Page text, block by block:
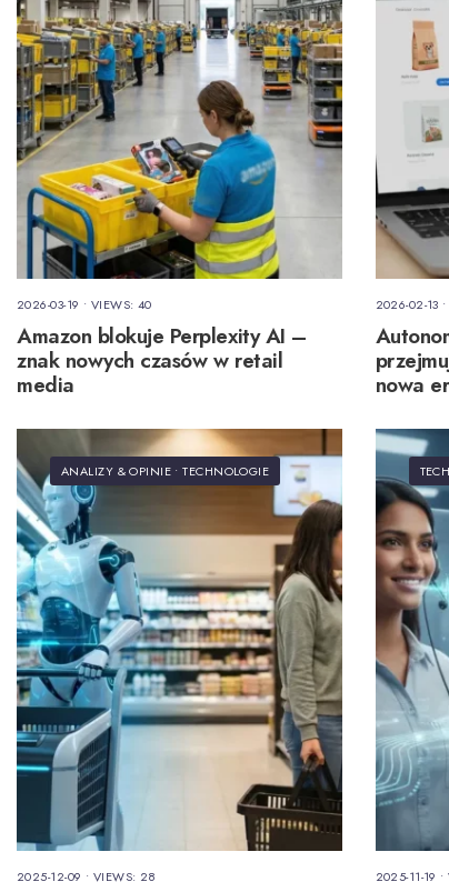
2026-03-19 • VIEWS: 40
Amazon blokuje Perplexity AI –
znak nowych czasów w retail
media
2026-02-13
nowa
ANALIZY & OPINIE •TECHNOLOGIE
2025-12-09 • VIEWS: 28 2025-11-19 •